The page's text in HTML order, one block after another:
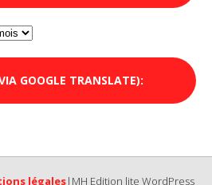
GOOGLE TRANSLATE):
légales|MH Edition lite WordPress